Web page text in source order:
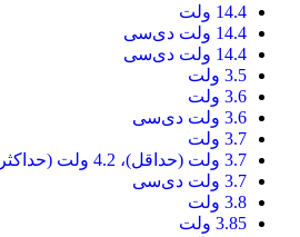
14.4 ولت
14.4 ولت دی‌سی
14.4 ولت‌ دی‌سی
3.5 ولت
3.6 ولت
3.6 ولت دی‌سی
3.7 ولت
3.7 ولت (حداقل)، 4.2 ولت (حداکثر)
3.7 ولت دی‌سی
3.8 ولت
3.85 ولت